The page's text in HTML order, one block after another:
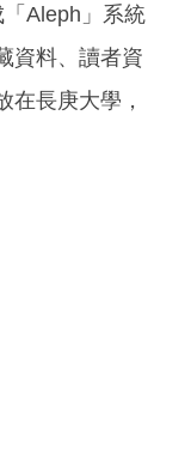
Aleph」系統
資料、讀者資
在長庚大學，